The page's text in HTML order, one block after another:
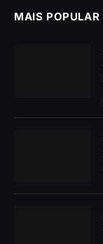
MAIS POPULAR